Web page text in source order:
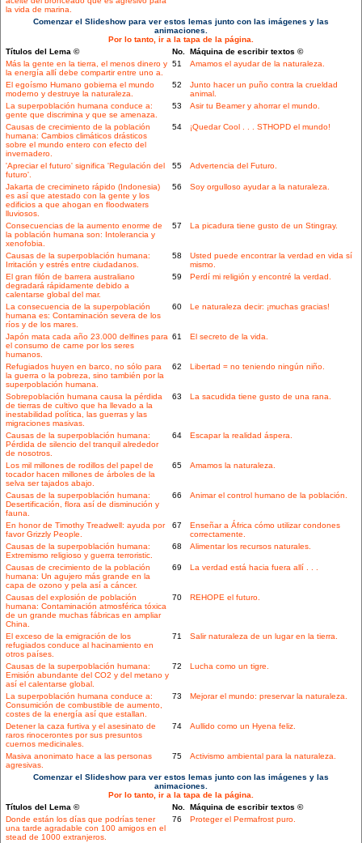
la vida de marina.
Comenzar el Slideshow para ver estos lemas junto con las imágenes y las
animaciones.
Por lo tanto, ir a la tapa de la página.
Títulos del Lema ©
No. Máquina de escribir textos ©
Más la gente en la tierra, el menos dinero y
la energía allí debe compartir entre uno a.
51 Amamos el ayudar de la naturaleza.
El egoísmo Humano gobierna el mundo
moderno y destruye la naturaleza.
52
Junto hacer un puño contra la crueldad
animal.
La superpoblación humana conduce a:
gente que discrimina y que se amenaza.
53 Asir tu Beamer y ahorrar el mundo.
Causas de crecimiento de la población
humana: Cambios climáticos drásticos
sobre el mundo entero con efecto del
invernadero.
54 ¡Quedar Cool . . . STHOPD el mundo!
'Apreciar el futuro' significa 'Regulación del
futuro'.
55 Advertencia del Futuro.
Jakarta de crecimineto rápido (Indonesia)
es así que atestado con la gente y los
edificios a que ahogan en floodwaters
lluviosos.
56 Soy orgulloso ayudar a la naturaleza.
Consecuencias de la aumento enorme de
la población humana son: Intolerancia y
xenofobia.
57 La picadura tiene gusto de un Stingray.
Causas de la superpoblación humana:
Irritación y estrés entre ciudadanos.
58
Usted puede encontrar la verdad en vida sí
mismo.
El gran filón de barrera australiano
degradará rápidamente debido a
calentarse global del mar.
59 Perdí mi religión y encontré la verdad.
La consecuencia de la superpoblación
humana es: Contaminación severa de los
ríos y de los mares.
60 Le naturaleza decir: ¡muchas gracias!
Japón mata cada año 23.000 delfines para
el consumo de carne por los seres
humanos.
61 El secreto de la vida.
Refugiados huyen en barco, no sólo para
la guerra o la pobreza, sino también por la
superpoblación humana.
62 Libertad = no teniendo ningún niño.
Sobrepoblación humana causa la pérdida
de tierras de cultivo que ha llevado a la
inestabilidad política, las guerras y las
migraciones masivas.
63 La sacudida tiene gusto de una rana.
Causas de la superpoblación humana:
Pérdida de silencio del tranquil alrededor
de nosotros.
64 Escapar la realidad áspera.
Los mil millones de rodillos del papel de
tocador hacen millones de árboles de la
selva ser tajados abajo.
65 Amamos la naturaleza.
Causas de la superpoblación humana:
Desertificación, flora así de disminución y
fauna.
66 Animar el control humano de la población.
En honor de Timothy Treadwell: ayuda por
favor Grizzly People.
67
Enseñar a África cómo utilizar condones
correctamente.
Causas de la superpoblación humana:
Extremismo religioso y guerra terroristic.
68 Alimentar los recursos naturales.
Causas de crecimiento de la población
humana: Un agujero más grande en la
capa de ozono y pela así a cáncer.
69 La verdad está hacia fuera allí . . .
Causas del explosión de población
humana: Contaminación atmosférica tóxica
de un grande muchas fábricas en ampliar
China.
70 REHOPE el futuro.
El exceso de la emigración de los
refugiados conduce al hacinamiento en
otros países.
71 Salir naturaleza de un lugar en la tierra.
Causas de la superpoblación humana:
Emisión abundante del CO2 y del metano y
así el calentarse global.
72 Lucha como un tigre.
La superpoblación humana conduce a:
Consumición de combustible de aumento,
costes de la energía así que estallan.
73 Mejorar el mundo: preservar la naturaleza.
Detener la caza furtiva y el asesinato de
raros rinocerontes por sus presuntos
cuernos medicinales.
74 Aullido como un Hyena feliz.
Masiva anonimato hace a las personas
agresivas.
75 Activismo ambiental para la naturaleza.
Comenzar el Slideshow para ver estos lemas junto con las imágenes y las
animaciones.
Por lo tanto, ir a la tapa de la página.
Títulos del Lema ©
No. Máquina de escribir textos ©
Donde están los días que podrías tener
una tarde agradable con 100 amigos en el
stead de 1000 extranjeros.
76 Proteger el Permafrost puro.